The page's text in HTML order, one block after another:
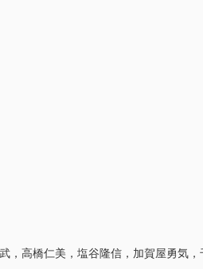
橋仁美，塩谷隆信，加賀屋勇気，